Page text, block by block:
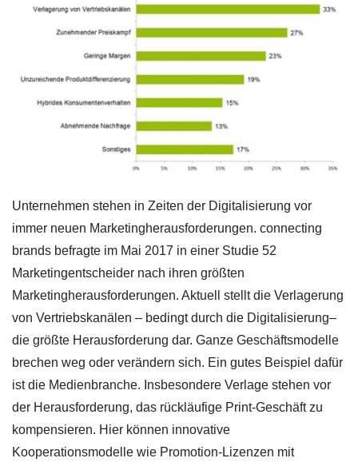
Unternehmen stehen in Zeiten der Digitalisierung vor
immer neuen Marketingherausforderungen. connecting
brands befragte im Mai 2017 in einer Studie 52
Marketingentscheider nach ihren größten
Marketingherausforderungen. Aktuell stellt die Verlagerung
von Vertriebskanälen – bedingt durch die Digitalisierung–
die größte Herausforderung dar. Ganze Geschäftsmodelle
brechen weg oder verändern sich. Ein gutes Beispiel dafür
ist die Medienbranche. Insbesondere Verlage stehen vor
der Herausforderung, das rückläufige Print-Geschäft zu
kompensieren. Hier können innovative
Kooperationsmodelle wie Promotion-Lizenzen mit